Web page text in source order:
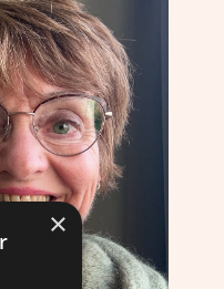
×